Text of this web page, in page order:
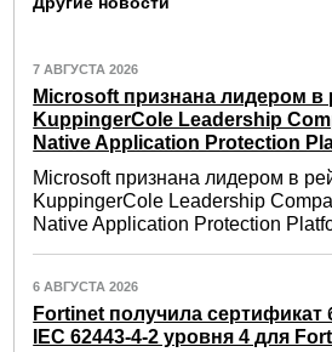
7 АВГУСТА 2026
Microsoft признана лидером в
KuppingerCole Leadership
Native Application Protection
Microsoft признана лидером в
KuppingerCole Leadership
Native Application Protection
6 АВГУСТА 2026
Fortinet получила сертификат
IEC 62443-4-2 уровня 4 для